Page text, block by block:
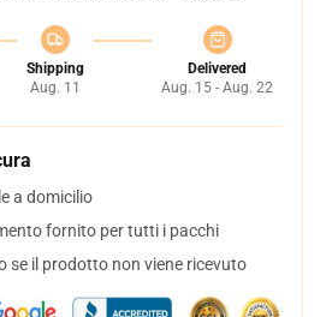
Shipping
Aug. 11
Delivered
Aug. 15 - Aug. 22
a domicilio
fornito per tutti i pacchi
se il prodotto non viene ricevuto